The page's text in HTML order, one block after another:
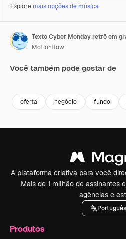
Explore mais opções de música
Texto Cyber Monday retrô em
Motionflow
Você também pode gostar de
oferta negócio fundo
A plataforma criativa para você
Mais de 1 milhão de assinantes
agências e
Português
Produtos